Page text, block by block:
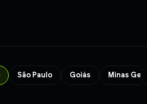
São Paulo Goiás Minas